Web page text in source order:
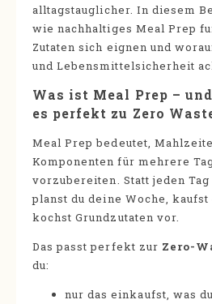
alltagstauglicher. In diesem
wie nachhaltiges Meal Prep
Zutaten sich eignen und
und Lebensmittelsicherheit
Was ist Meal Prep –
es perfekt zu Zero
Meal Prep bedeutet,
Komponenten für mehrere
vorzubereiten. Statt jeden Tag
planst du deine Woche,
kochst Grundzutaten vor.
Das passt perfekt zur Zero-
du:
nur das einkaufst, was